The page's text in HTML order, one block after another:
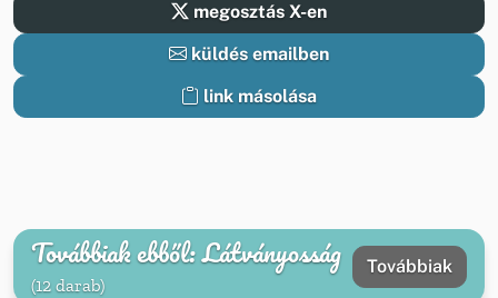
megosztás X-en
küldés emailben
link másolása
Továbbiak ebből: Látványosság
(12 darab)
Továbbiak